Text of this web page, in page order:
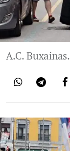
A.C. Buxainas.